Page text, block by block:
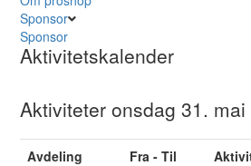
Sponsor
Sponsor
Aktivitetskalender
Aktiviteter onsdag 31. mai
Avdeling Fra - Til